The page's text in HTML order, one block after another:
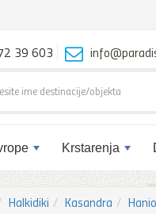
Krstarenja
39 603
Halkidiki Kasandra